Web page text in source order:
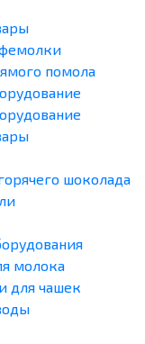
помола
шоколада
молока
для чашек